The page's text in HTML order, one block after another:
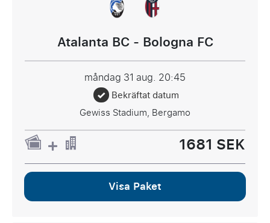
Atalanta BC - Bologna FC
måndag 31 aug. 20:45
Bekräftat datum
Gewiss Stadium, Bergamo
1681 SEK
Visa Paket